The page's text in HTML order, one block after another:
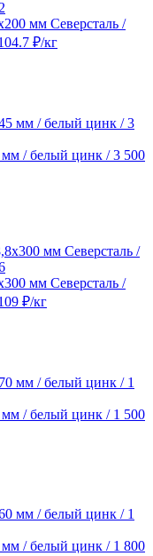
мм Северсталь /
₽/кг
/ белый цинк / 3 500
мм Северсталь /
₽/кг
/ белый цинк / 1 500
/ белый цинк / 1 800